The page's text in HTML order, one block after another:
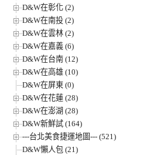
D&W在彰化 (2)
D&W在南投 (2)
D&W在雲林 (2)
D&W在嘉義 (6)
D&W在台南 (12)
D&W在高雄 (10)
D&W在屏東 (0)
D&W在花蓮 (28)
D&W在澎湖 (28)
D&W新鮮試 (164)
---台北美食捷運地圖--- (521)
D&W懶人包 (21)